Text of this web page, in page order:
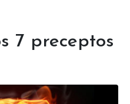
7 preceptos